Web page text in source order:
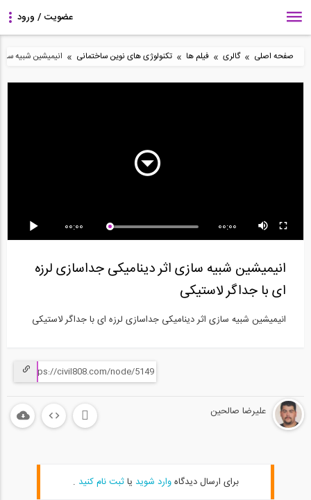
صفحه اصلی » گالری » فیلم ها » تکنولوژی های نوین ساختمانی » انیمیشین شبیه
بازسازی و مقاوم سازی
لوله های آب و...
شدن الیاف پایه...
00:00 00:00
انیمیشین شبیه سازی اثر دینامیکی جداسازی لرزه
ای با جداگر لاستیکی
انیمیشین شبیه سازی اثر دینامیکی جداسازی لرزه ای با جداگر لاستیکی
علیرضا صالحین
برای ارسال دیدگاهوارد شوید یاثبت نام کنید .